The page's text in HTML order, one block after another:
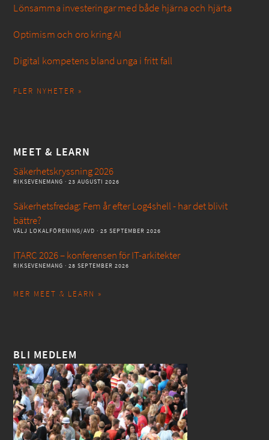
Lönsamma investeringar med både hjärna och hjärta
Optimism och oro kring AI
Digital kompetens bland unga i fritt fall
FLER NYHETER »
MEET & LEARN
Säkerhetskryssning 2026
RIKSEVENEMANG · 23 AUGUSTI 2026
Säkerhetsfredag: Fem år efter Log4shell - har det blivit
bättre?
VÄLJ LOKALFÖRENING/AVD · 25 SEPTEMBER 2026
ITARC 2026 – konferensen för IT-arkitekter
RIKSEVENEMANG · 28 SEPTEMBER 2026
MER MEET & LEARN »
BLI MEDLEM